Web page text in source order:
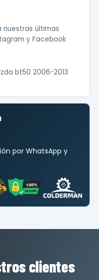
últimas
y Facebook
bt50 2006-2013
por WhatsApp y
clientes